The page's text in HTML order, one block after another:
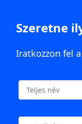
Szeretne
Iratkozzon fel